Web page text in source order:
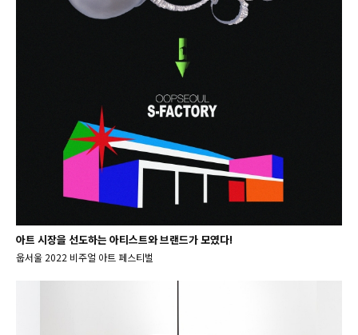
아트 시장을 선도하는 아티스트와 브랜드가 모였다!
웁서울 2022 비주얼 아트 페스티벌